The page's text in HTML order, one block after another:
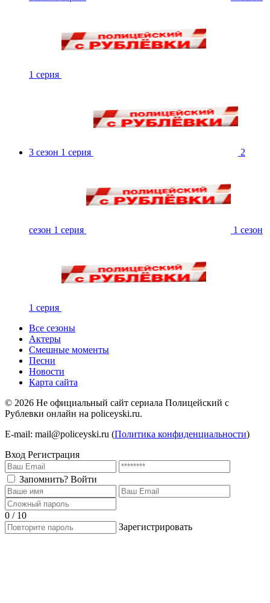
1 серия
3 сезон 1 серия 2
сезон 1 серия 1 сезон
1 серия
Все сезоны
Актеры
Смешные моменты
Песни
Новости
Карта сайта
© 2026 Не официальный сайт сериала Полицейский с
Рублевки онлайн на policeyski.ru.
E-mail: mail@policeyski.ru (Политика конфиденциальности)
Вход Регистрация
Запомнить? Войти
0 / 10
Зарегистрировать